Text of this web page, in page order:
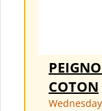
COTON